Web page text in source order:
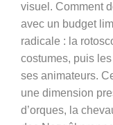
visuel. Comment
avec un budget
radicale : la
costumes, puis
ses animateurs.
une dimension
d’orques, la